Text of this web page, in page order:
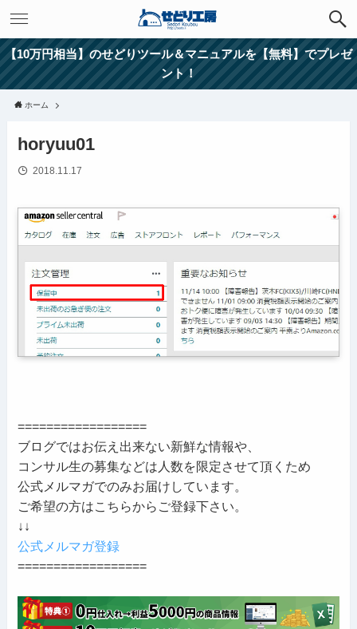
【10万円相当】のせどりツール＆マニュアルを【無料】でプレゼ
ント！
ホーム
horyuu01
2018.11.17
==================
ブログではお伝え出来ない新鮮な情報や、
コンサル生の募集などは人数を限定させて頂くため
公式メルマガでのみお届けしています。
ご希望の方はこちらからご登録下さい。
↓↓
公式メルマガ登録
==================